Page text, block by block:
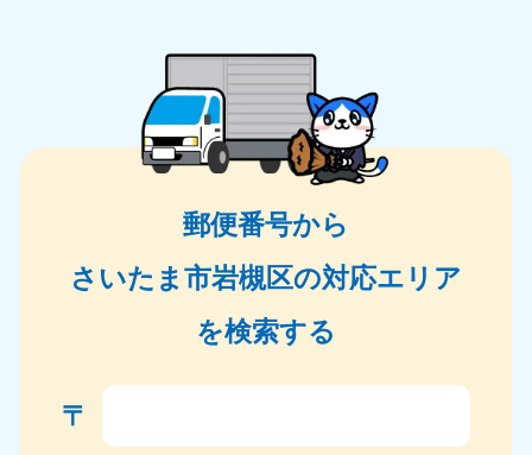
郵便番号から
さいたま市岩槻区の対応エリア
を検索する
〒